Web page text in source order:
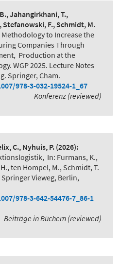
Jahangirkhani, T.,
Stefanowski, F., Schmidt, M.
to Increase the
Companies Through
, Production at the
WGP 2025. Lecture Notes
Springer, Cham.
978-3-032-19524-1_67
Konferenz (reviewed)
C., Nyhuis, P. (2026):
, In: Furmans, K.,
ten Hompel, M., Schmidt, T.
Vieweg, Berlin,
978-3-642-54476-7_86-1
Beiträge in Büchern (reviewed)